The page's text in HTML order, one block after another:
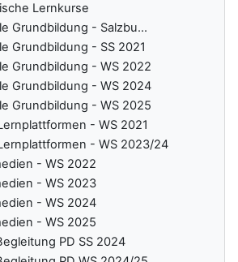
Lernkurse
Grundbildung - Salzbu...
Grundbildung - SS 2021
Grundbildung - WS 2022
Grundbildung - WS 2024
Grundbildung - WS 2025
- WS 2021
- WS 2023/24
- WS 2022
- WS 2023
- WS 2024
- WS 2025
PD SS 2024